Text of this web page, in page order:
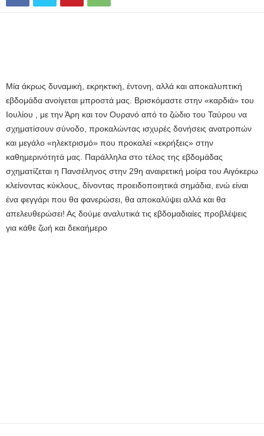
Μία άκρως δυναμική, εκρηκτική, έντονη, αλλά και αποκαλυπτική
εβδομάδα ανοίγεται μπροστά μας. Βρισκόμαστε στην «καρδιά» του
Ιουλίου , με την Άρη και τον Ουρανό από το ζώδιο του Ταύρου να
σχηματίσουν σύνοδο, προκαλώντας ισχυρές δονήσεις ανατροπών
και μεγάλο «ηλεκτρισμό» που προκαλεί «εκρήξεις» στην
καθημερινότητά μας. Παράλληλα στο τέλος της εβδομάδας
σχηματίζεται η Πανσέληνος στην 29η αναιρετική μοίρα του Αιγόκερω
κλείνοντας κύκλους, δίνοντας προειδοποιητικά σημάδια, ενώ είναι
ένα φεγγάρι που θα φανερώσει, θα αποκαλύψει αλλά και θα
απελευθερώσει! Ας δούμε αναλυτικά τις εβδομαδιαίες προβλέψεις
για κάθε ζωή και δεκαήμερο